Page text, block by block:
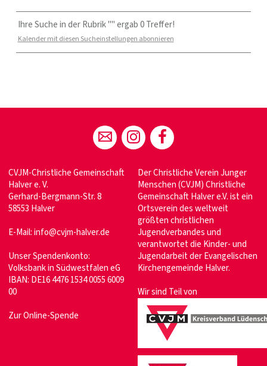
Ihre Suche in der Rubrik "" ergab 0 Treffer!
Kalender mit diesen Sucheinstellungen abonnieren
CVJM-Christliche Gemeinschaft
Halver e. V.
Gerhard-Bergmann-Str. 8
58553 Halver
E-Mail:info@cvjm-halver.de
Unser Spendenkonto:
Volksbank in Südwestfalen eG
IBAN: DE16 4476 1534 0055 6009
00
Zur Online-Spende
Der Christliche Verein Junger
Menschen (CVJM) Christliche
Gemeinschaft Halver e.V. ist ein
Ortsverein des weltweit
größten christlichen
Jugendverbandes und
verantwortet die Kinder- und
Jugendarbeit der Evangelischen
Kirchengemeinde Halver.
Wir sind Teil von